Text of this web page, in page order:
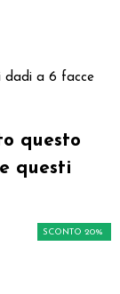
dadi a 6 facce
questo
questi
SCONTO 20%